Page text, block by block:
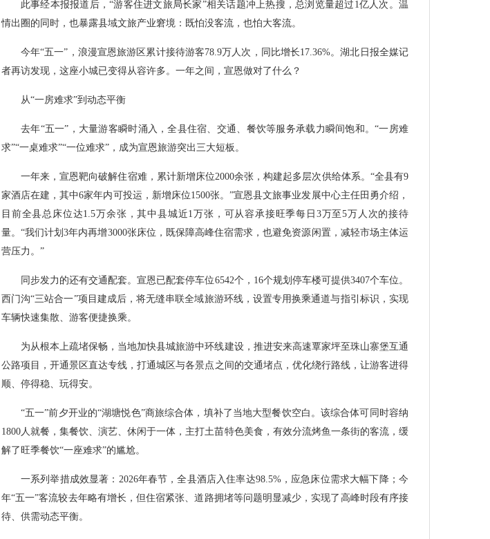
此事经本报报道后，“游客住进文旅局长家”相关话题冲上热搜，总浏览量超过1亿人次。温
情出圈的同时，也暴露县域文旅产业窘境：既怕没客流，也怕大客流。
今年“五一”，浪漫宣恩旅游区累计接待游客78.9万人次，同比增长17.36%。湖北日报全媒记
者再访发现，这座小城已变得从容许多。一年之间，宣恩做对了什么？
从“一房难求”到动态平衡
去年“五一”，大量游客瞬时涌入，全县住宿、交通、餐饮等服务承载力瞬间饱和。“一房难
求”“一桌难求”“一位难求”，成为宣恩旅游突出三大短板。
一年来，宣恩靶向破解住宿难，累计新增床位2000余张，构建起多层次供给体系。“全县有9
家酒店在建，其中6家年内可投运，新增床位1500张。”宣恩县文旅事业发展中心主任田勇介绍，
目前全县总床位达1.5万余张，其中县城近1万张，可从容承接旺季每日3万至5万人次的接待
量。“我们计划3年内再增3000张床位，既保障高峰住宿需求，也避免资源闲置，减轻市场主体运
营压力。”
同步发力的还有交通配套。宣恩已配套停车位6542个，16个规划停车楼可提供3407个车位。
西门沟“三站合一”项目建成后，将无缝串联全域旅游环线，设置专用换乘通道与指引标识，实现
车辆快速集散、游客便捷换乘。
为从根本上疏堵保畅，当地加快县城旅游中环线建设，推进安来高速覃家坪至珠山寨堡互通
公路项目，开通景区直达专线，打通城区与各景点之间的交通堵点，优化绕行路线，让游客进得
顺、停得稳、玩得安。
“五一”前夕开业的“湖塘悦色”商旅综合体，填补了当地大型餐饮空白。该综合体可同时容纳
1800人就餐，集餐饮、演艺、休闲于一体，主打土苗特色美食，有效分流烤鱼一条街的客流，缓
解了旺季餐饮“一座难求”的尴尬。
一系列举措成效显著：2026年春节，全县酒店入住率达98.5%，应急床位需求大幅下降；今
年“五一”客流较去年略有增长，但住宿紧张、道路拥堵等问题明显减少，实现了高峰时段有序接
待、供需动态平衡。